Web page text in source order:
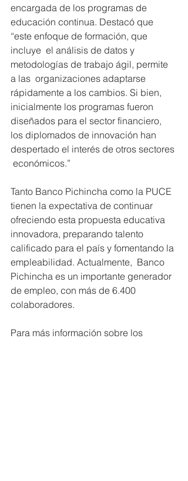
encargada de los programas de
educación continua. Destacó que
“este enfoque de formación, que
incluye  el análisis de datos y
metodologías de trabajo ágil, permite
a las  organizaciones adaptarse
rápidamente a los cambios. Si bien,
inicialmente los programas fueron
diseñados para el sector financiero,
los diplomados de innovación han
despertado el interés de otros sectores
económicos.”
Tanto Banco Pichincha como la PUCE
tienen la expectativa de continuar
ofreciendo esta propuesta educativa
innovadora, preparando talento
calificado para el país y fomentando la
empleabilidad. Actualmente,  Banco
Pichincha es un importante generador
de empleo, con más de 6.400
colaboradores.
Para más información sobre los